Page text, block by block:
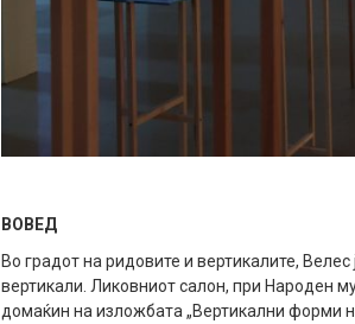
ВОВЕД
Во градот на ридовите и вертикалите, Велес
вертикали. Ликовниот салон, при Народен
домаќин на изложбата „Вертикални форми